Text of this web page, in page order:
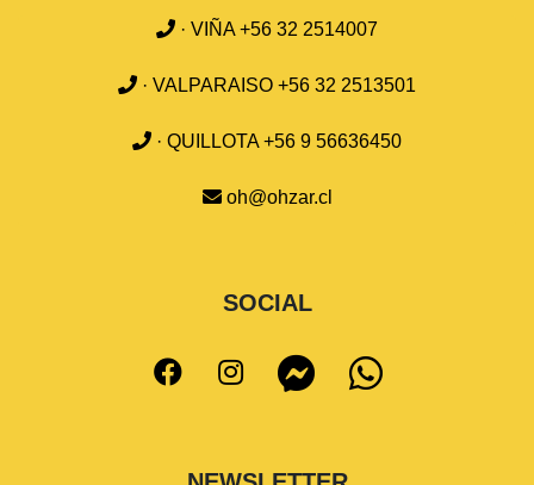
· VIÑA +56 32 2514007
· VALPARAISO +56 32 2513501
· QUILLOTA +56 9 56636450
oh@ohzar.cl
SOCIAL